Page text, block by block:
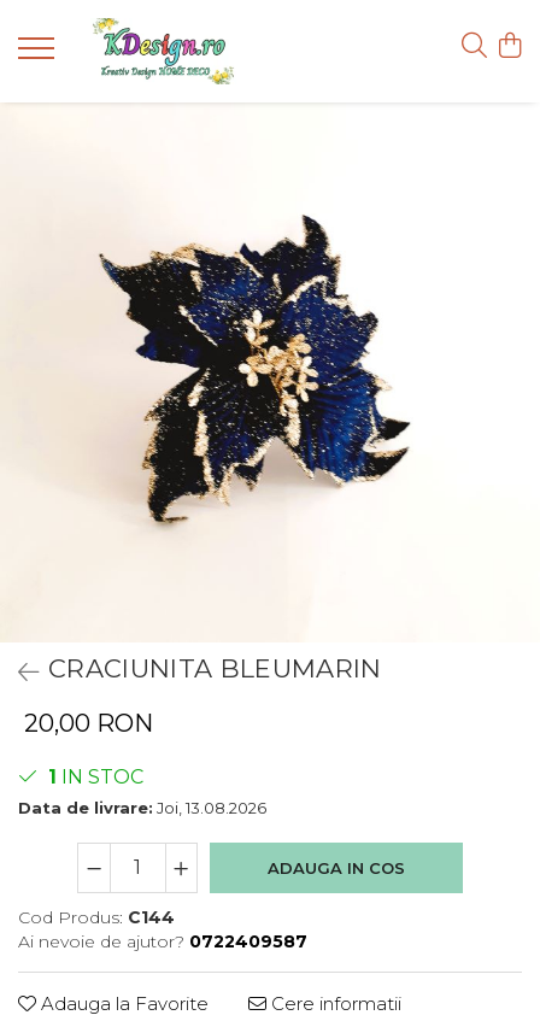
CRACIUNITA BLEUMARIN
20,00 RON
1 IN STOC
Data de livrare: Joi, 13.08.2026
ADAUGA IN COS
Cod Produs: C144
Ai nevoie de ajutor? 0722409587
Adauga la Favorite Cere informatii